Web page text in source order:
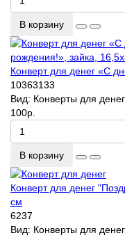
В корзину
Конверт для денег «С
10363133
Вид: Конверты для денег
100р.
В корзину
Конверт для денег
см
6237
Вид: Конверты для денег